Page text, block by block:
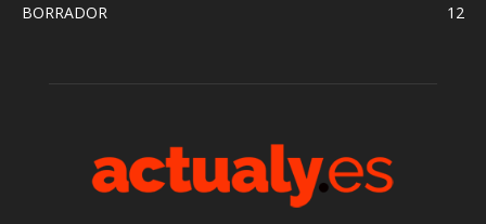
BORRADOR
12